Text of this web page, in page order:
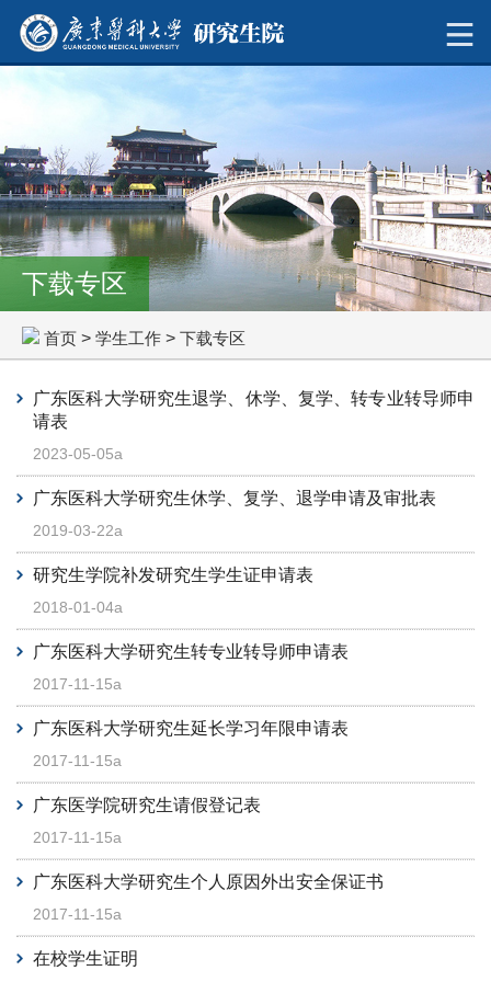
下载专区
首页 > 学生工作 > 下载专区
广东医科大学研究生退学、休学、复学、转专业转导师申
请表
2023-05-05a
广东医科大学研究生休学、复学、退学申请及审批表
2019-03-22a
研究生学院补发研究生学生证申请表
2018-01-04a
广东医科大学研究生转专业转导师申请表
2017-11-15a
广东医科大学研究生延长学习年限申请表
2017-11-15a
广东医学院研究生请假登记表
2017-11-15a
广东医科大学研究生个人原因外出安全保证书
2017-11-15a
在校学生证明